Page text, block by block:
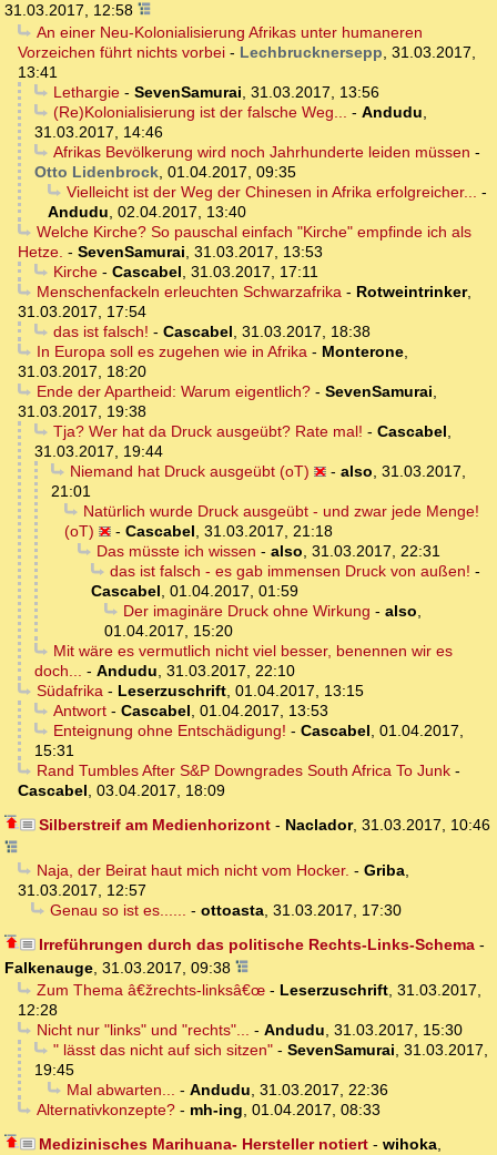
31.03.2017, 12:58
An einer Neu-Kolonialisierung Afrikas unter humaneren
Vorzeichen führt nichts vorbei - Lechbrucknersepp, 31.03.2017,
13:41
Lethargie- SevenSamurai, 31.03.2017, 13:56
(Re)Kolonialisierung ist der falsche Weg... - Andudu,
31.03.2017, 14:46
Afrikas Bevölkerung wird noch Jahrhunderte leiden müssen -
Otto Lidenbrock, 01.04.2017, 09:35
Vielleicht ist der Weg der Chinesen in Afrika erfolgreicher... -
Andudu, 02.04.2017, 13:40
Welche Kirche? So pauschal einfach "Kirche" empfinde ich als
Hetze. - SevenSamurai, 31.03.2017, 13:53
Kirche- Cascabel, 31.03.2017, 17:11
Menschenfackeln erleuchten Schwarzafrika- Rotweintrinker,
31.03.2017, 17:54
das ist falsch! - Cascabel, 31.03.2017, 18:38
In Europa soll es zugehen wie in Afrika- Monterone,
31.03.2017, 18:20
Ende der Apartheid: Warum eigentlich?- SevenSamurai,
31.03.2017, 19:38
Tja? Wer hat da Druck ausgeübt? Rate mal! - Cascabel,
31.03.2017, 19:44
Niemand hat Druck ausgeübt (oT)
- also, 31.03.2017,
21:01
Natürlich wurde Druck ausgeübt - und zwar jede Menge!
(oT)
- Cascabel, 31.03.2017, 21:18
Das müsste ich wissen - also, 31.03.2017, 22:31
das ist falsch - es gab immensen Druck von außen! -
Cascabel, 01.04.2017, 01:59
Der imaginäre Druck ohne Wirkung - also,
01.04.2017, 15:20
Mit wäre es vermutlich nicht viel besser, benennen wir es
doch... - Andudu, 31.03.2017, 22:10
Südafrika- Leserzuschrift, 01.04.2017, 13:15
Antwort- Cascabel, 01.04.2017, 13:53
Enteignung ohne Entschädigung! - Cascabel, 01.04.2017,
15:31
Rand Tumbles After S&P Downgrades South Africa To Junk-
Cascabel, 03.04.2017, 18:09
Silberstreif am Medienhorizont- Naclador, 31.03.2017, 10:46
Naja, der Beirat haut mich nicht vom Hocker. - Griba,
31.03.2017, 12:57
Genau so ist es...... - ottoasta, 31.03.2017, 17:30
Irreführungen durch das politische Rechts-Links-Schema-
Falkenauge, 31.03.2017, 09:38
Zum Thema â€žrechts-linksâ€œ- Leserzuschrift, 31.03.2017,
12:28
Nicht nur "links" und "rechts"... - Andudu, 31.03.2017, 15:30
" lässt das nicht auf sich sitzen"- SevenSamurai, 31.03.2017,
19:45
Mal abwarten... - Andudu, 31.03.2017, 22:36
Alternativkonzepte?- mh-ing, 01.04.2017, 08:33
Medizinisches Marihuana- Hersteller notiert- wihoka,